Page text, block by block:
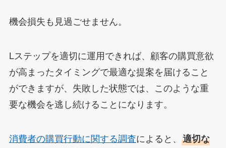
機会損失も見過ごせません。
Lステップを適切に運用できれば、顧客の購買意欲
が高まったタイミングで最適な提案を届けること
ができますが、失敗した状態では、このような重
要な機会を逃し続けることになります。
消費者の購買行動に関する調査によると、 適切な